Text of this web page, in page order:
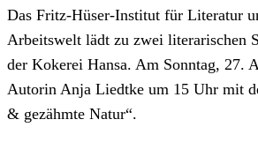
Das Fritz-Hüser-Institut für Literatur
Arbeitswelt lädt zu zwei literarischen
der Kokerei Hansa. Am Sonntag, 27.
Autorin Anja Liedtke um 15 Uhr mit
& gezähmte Natur“.